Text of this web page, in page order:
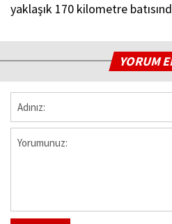
yaklaşık 170 kilometre
YORUM